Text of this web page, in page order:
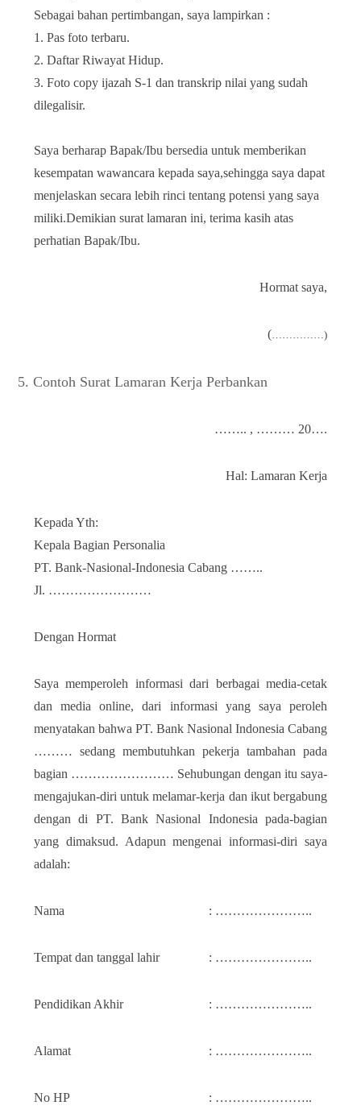
Sebagai bahan pertimbangan, saya lampirkan :
1. Pas foto terbaru.
2. Daftar Riwayat Hidup.
3. Foto copy ijazah S-1 dan transkrip nilai yang sudah
dilegalisir.
Saya berharap Bapak/Ibu bersedia untuk memberikan
kesempatan wawancara kepada saya,sehingga saya dapat
menjelaskan secara lebih rinci tentang potensi yang saya
miliki.Demikian surat lamaran ini, terima kasih atas
perhatian Bapak/Ibu.
Hormat saya,
( ……………)
5. Contoh Surat Lamaran Kerja Perbankan
…….. , ……… 20….
Hal: Lamaran Kerja
Kepada Yth:
Kepala Bagian Personalia
PT. Bank-Nasional-Indonesia Cabang ……..
Jl. ……………………
Dengan Hormat
Saya memperoleh informasi dari berbagai media-cetak
dan media online, dari informasi yang saya peroleh
menyatakan bahwa PT. Bank Nasional Indonesia Cabang
……… sedang membutuhkan pekerja tambahan pada
bagian …………………… Sehubungan dengan itu saya-
mengajukan-diri untuk melamar-kerja dan ikut bergabung
dengan di PT. Bank Nasional Indonesia pada-bagian
yang dimaksud. Adapun mengenai informasi-diri saya
adalah:
Nama : …………………..
Tempat dan tanggal lahir : …………………..
Pendidikan Akhir : …………………..
Alamat : …………………..
No HP : …………………..